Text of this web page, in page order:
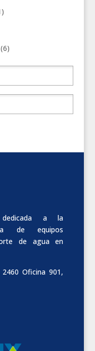
(6)
a la
de equipos
de agua en
Oficina 901,